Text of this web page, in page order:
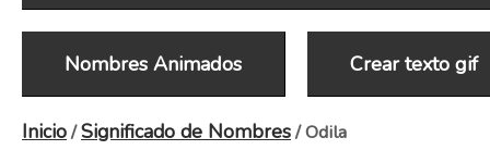
Nombres Animados Crear texto gif
Inicio/Significado de Nombres/ Odila